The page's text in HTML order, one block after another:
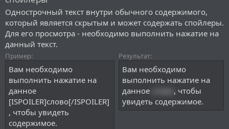
Однострочный текст внутри обычного содержимого,
который является скрытым и может содержать спойлеры.
Для его просмотра - необходимо выполнить нажатие на
данный текст.
Пример:
Вам необходимо
выполнить нажатие на
данное
[ISPOILER]слово[/ISPOILER]
, чтобы увидеть
содержимое.
Результат:
Вам необходимо
выполнить нажатие на
данное
, чтобы
увидеть содержимое.